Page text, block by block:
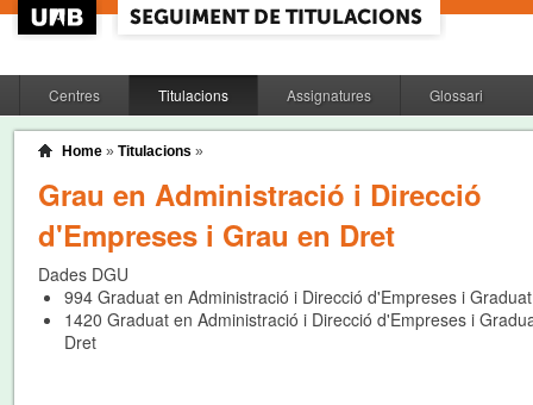
Centres Titulacions Assignatures Glossari
Home » Titulacions »
Grau en Administració i Direcció
d'Empreses i Grau en Dret
Dades DGU
994Graduat en Administració i Direcció d'Empreses i
1420 Graduat en Administració i Direcció d'Empreses i
Dret